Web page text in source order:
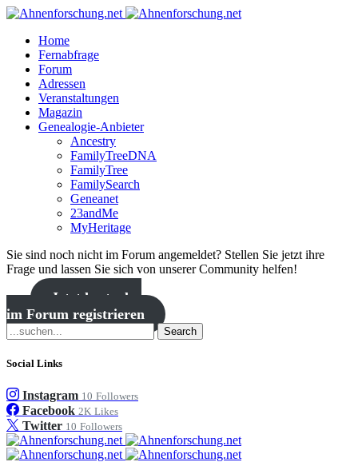
Home
Fernabfrage
Forum
Adressen
Veranstaltungen
Magazin
Genealogie-Anbieter
Ancestry
FamilyTreeDNA
FamilyTree
FamilySearch
Geneanet
23andMe
MyHeritage
Sie sind noch nicht im Forum angemeldet? Stellen Sie jetzt ihre
Frage und lassen Sie sich von unserer Community helfen!
Jetzt kostenlos
im Forum registrieren
Search
Social Links
Instagram 10 Followers
Facebook 2K Likes
Twitter 10 Followers